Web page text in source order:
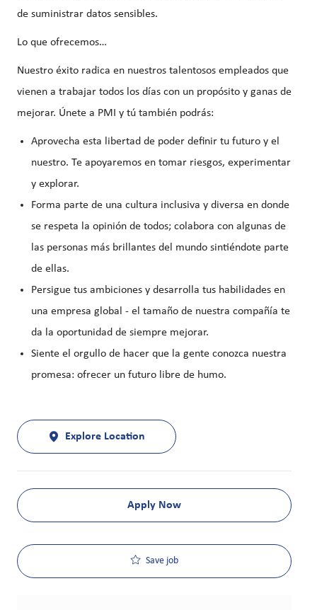
de suministrar datos sensibles.
Lo que ofrecemos…
Nuestro éxito radica en nuestros talentosos empleados que
vienen a trabajar todos los días con un propósito y ganas de
mejorar. Únete a PMI y tú también podrás:
Aprovecha esta libertad de poder definir tu futuro y el
nuestro. Te apoyaremos en tomar riesgos, experimentar
y explorar.
Forma parte de una cultura inclusiva y diversa en donde
se respeta la opinión de todos; colabora con algunas de
las personas más brillantes del mundo sintiéndote parte
de ellas.
Persigue tus ambiciones y desarrolla tus habilidades en
una empresa global - el tamaño de nuestra compañía te
da la oportunidad de siempre mejorar.
Siente el orgullo de hacer que la gente conozca nuestra
promesa: ofrecer un futuro libre de humo.
Explore Location
Apply Now
Save job